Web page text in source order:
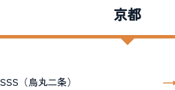
京都
SSS（烏丸二条）